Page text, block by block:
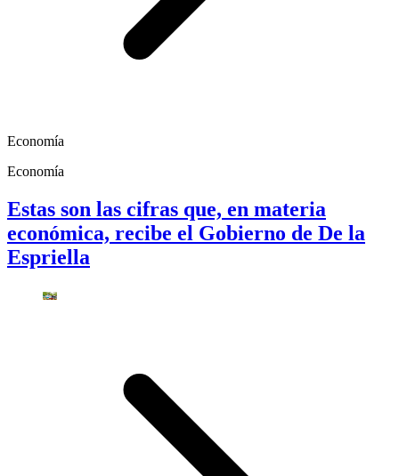
Economía
Economía
Estas son las cifras que, en materia
económica, recibe el Gobierno de De la
Espriella